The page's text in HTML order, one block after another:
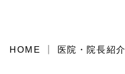
HOME 医院・院長紹介